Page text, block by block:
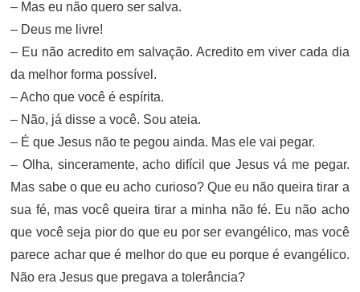
– Mas eu não quero ser salva.
– Deus me livre!
– Eu não acredito em salvação. Acredito em viver cada dia
da melhor forma possível.
– Acho que você é espírita.
– Não, já disse a você. Sou ateia.
– É que Jesus não te pegou ainda. Mas ele vai pegar.
– Olha, sinceramente, acho difícil que Jesus vá me pegar.
Mas sabe o que eu acho curioso? Que eu não queira tirar a
sua fé, mas você queira tirar a minha não fé. Eu não acho
que você seja pior do que eu por ser evangélico, mas você
parece achar que é melhor do que eu porque é evangélico.
Não era Jesus que pregava a tolerância?